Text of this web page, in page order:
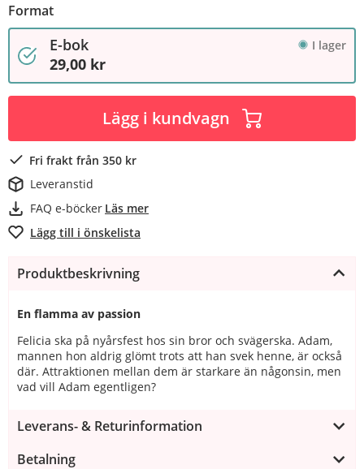
Format
E-bok I lager
29,00 kr
Lägg i kundvagn
Fri frakt från 350 kr
Leveranstid
FAQ e-böcker Läs mer
Lägg till i önskelista
Produktbeskrivning
En flamma av passion
Felicia ska på nyårsfest hos sin bror och svägerska. Adam,
mannen hon aldrig glömt trots att han svek henne, är också
där. Attraktionen mellan dem är starkare än någonsin, men
vad vill Adam egentligen?
Leverans- & Returinformation
Betalning